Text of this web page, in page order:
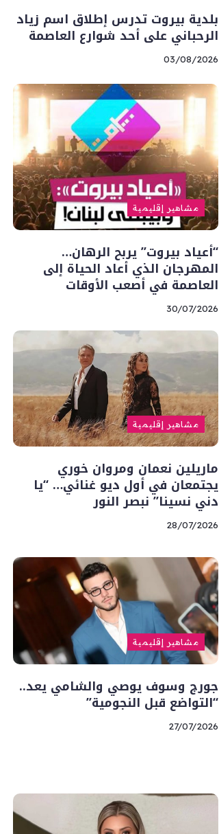
بلدية بيروت تدرس إطلاق اسم زياد
الرحباني على أحد شوارع العاصمة
03/08/2026
مشاهير إقليمية
“أعياد بيروت” يربح الرهان…
المهرجان الذي أعاد الحياة إلى
العاصمة في أصعب الأوقات
30/07/2026
مشاهير إقليمية
ماريلين نعمان ومروان خوري
يجتمعان في أول ديو غنائي… “يا
دني نسينا” نبصر النور
28/07/2026
مشاهير إقليمية
جورج وسوف يوصي والشامي يعد..
“التواضع قبل النجومية”
27/07/2026